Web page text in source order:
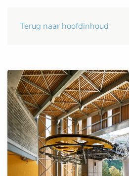
Terug naar hoofdinhoud